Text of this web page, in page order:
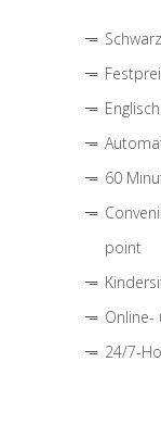
60
point
Online-
24/7-